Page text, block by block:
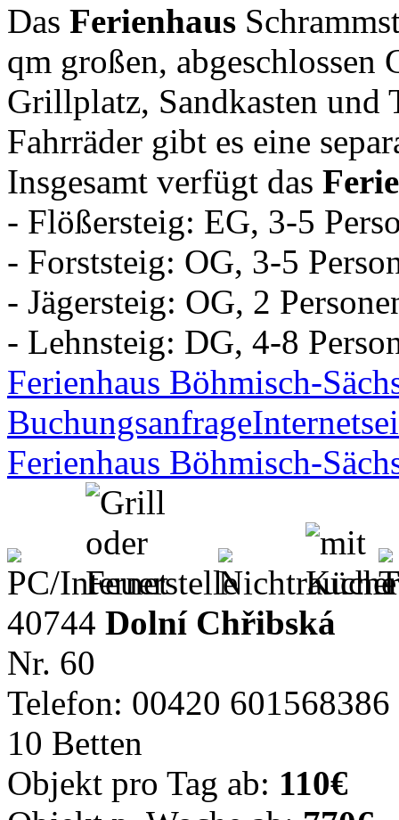
Das Ferienhaus
qm großen,
Grillplatz, Sandkasten und
Fahrräder gibt es eine
Insgesamt verfügt das
- Flößersteig: EG, 3-5
- Forststeig: OG, 3-5
- Jägersteig: OG, 2
- Lehnsteig: DG, 4-8
Ferienhaus Böhmisch-
Buchungsanfrage
Ferienhaus Böhmisch-
40744 Dolní Chřibská
Nr. 60
Telefon: 00420 601568386
10 Betten
Objekt pro Tag ab: 110€